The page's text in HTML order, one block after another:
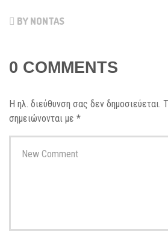
BY NONTAS
0 COMMENTS
Η ηλ. διεύθυνση σας δεν δημοσιεύεται.
σημειώνονται με *
comment*